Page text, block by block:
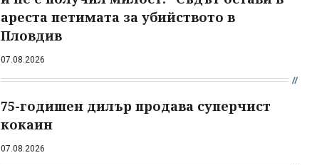
ареста петимата за убийството в
Пловдив
07.08.2026
75-годишен дилър продава суперчист
кокаин
07.08.2026